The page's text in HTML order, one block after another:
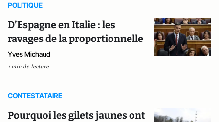
POLITIQUE
D’Espagne en Italie : les
ravages de la proportionnelle
Yves Michaud
1 min de lecture
CONTESTATAIRE
Pourquoi les gilets jaunes ont